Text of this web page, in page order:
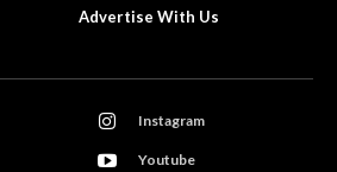
Advertise With Us
Instagram
Youtube